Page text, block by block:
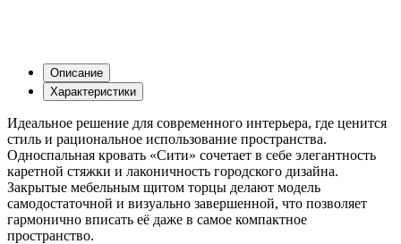
Описание
Характеристики
Идеальное решение для современного интерьера, где ценится
стиль и рациональное использование пространства.
Односпальная кровать «Сити» сочетает в себе элегантность
каретной стяжки и лаконичность городского дизайна.
Закрытые мебельным щитом торцы делают модель
самодостаточной и визуально завершенной, что позволяет
гармонично вписать её даже в самое компактное
пространство.